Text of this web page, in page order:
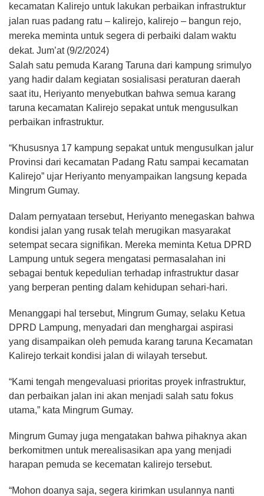
kecamatan Kalirejo untuk lakukan perbaikan infrastruktur
jalan ruas padang ratu – kalirejo, kalirejo – bangun rejo,
mereka meminta untuk segera di perbaiki dalam waktu
dekat. Jum’at (9/2/2024)
Salah satu pemuda Karang Taruna dari kampung srimulyo
yang hadir dalam kegiatan sosialisasi peraturan daerah
saat itu, Heriyanto menyebutkan bahwa semua karang
taruna kecamatan Kalirejo sepakat untuk mengusulkan
perbaikan infrastruktur.
“Khususnya 17 kampung sepakat untuk mengusulkan jalur
Provinsi dari kecamatan Padang Ratu sampai kecamatan
Kalirejo” ujar Heriyanto menyampaikan langsung kepada
Mingrum Gumay.
Dalam pernyataan tersebut, Heriyanto menegaskan bahwa
kondisi jalan yang rusak telah merugikan masyarakat
setempat secara signifikan. Mereka meminta Ketua DPRD
Lampung untuk segera mengatasi permasalahan ini
sebagai bentuk kepedulian terhadap infrastruktur dasar
yang berperan penting dalam kehidupan sehari-hari.
Menanggapi hal tersebut, Mingrum Gumay, selaku Ketua
DPRD Lampung, menyadari dan menghargai aspirasi
yang disampaikan oleh pemuda karang taruna Kecamatan
Kalirejo terkait kondisi jalan di wilayah tersebut.
“Kami tengah mengevaluasi prioritas proyek infrastruktur,
dan perbaikan jalan ini akan menjadi salah satu fokus
utama,” kata Mingrum Gumay.
Mingrum Gumay juga mengatakan bahwa pihaknya akan
berkomitmen untuk merealisasikan apa yang menjadi
harapan pemuda se kecematan kalirejo tersebut.
“Mohon doanya saja, segera kirimkan usulannya nanti